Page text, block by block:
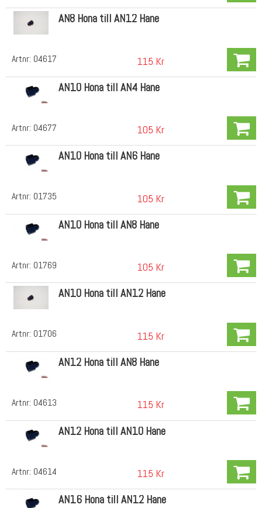
Artnr: 04617
AN8 Hona till AN12 Hane
115 Kr
Artnr: 04677
AN10 Hona till AN4 Hane
105 Kr
Artnr: 01735
AN10 Hona till AN6 Hane
105 Kr
Artnr: 01769
AN10 Hona till AN8 Hane
105 Kr
Artnr: 01706
AN10 Hona till AN12 Hane
115 Kr
Artnr: 04613
AN12 Hona till AN8 Hane
115 Kr
Artnr: 04614
AN12 Hona till AN10 Hane
115 Kr
AN16 Hona till AN12 Hane